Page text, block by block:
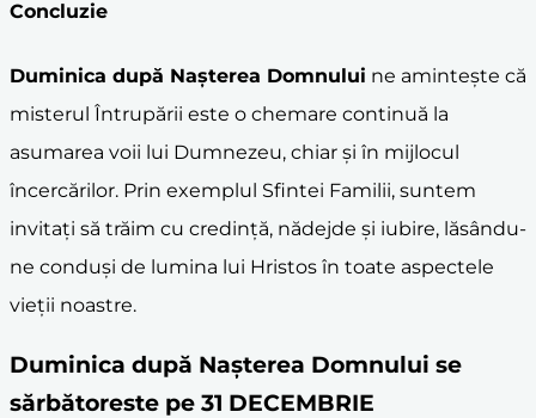
Concluzie
Duminica după Nașterea Domnului ne amintește că
misterul Întrupării este o chemare continuă la
asumarea voii lui Dumnezeu, chiar și în mijlocul
încercărilor. Prin exemplul Sfintei Familii, suntem
invitați să trăim cu credință, nădejde și iubire, lăsându-
ne conduși de lumina lui Hristos în toate aspectele
vieții noastre.
Duminica după Nașterea Domnului se
sărbătoreste pe 31 DECEMBRIE